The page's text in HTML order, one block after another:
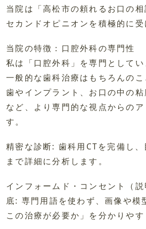
当院は「高松市の頼れるお口の相
セカンドオピニオンを積極的に受
当院の特徴：口腔外科の専門性
私は「口腔外科」を専門としてい
一般的な歯科治療はもちろんの
歯やインプラント、お口の中の
など、より専門的な視点からの
す。
精密な診断: 歯科用CTを完備し
まで詳細に分析します。
インフォームド・コンセント（
底: 専門用語を使わず、画像や模
この治療が必要か」を分かりやす